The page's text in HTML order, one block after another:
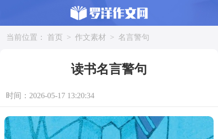
当前位置： 首页 > 作文素材 > 名言警句
读书名言警句
时间：2026-05-17 13:20:34